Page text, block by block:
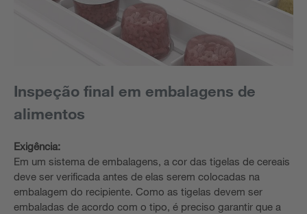
Inspeção final em embalagens de
alimentos
Exigência:
Em um sistema de embalagens, a cor das tigelas de cereais
deve ser verificada antes de elas serem colocadas na
embalagem do recipiente. Como as tigelas devem ser
embaladas de acordo com o tipo, é preciso garantir que a